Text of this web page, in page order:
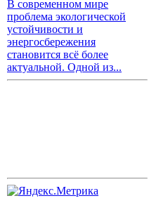
В современном мире
проблема экологической
устойчивости и
энергосбережения
становится всё более
актуальной. Одной из...